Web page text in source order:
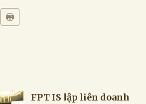
FPT IS lập liên doanh